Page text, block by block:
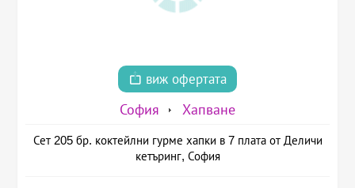
виж офертата
София Хапване
Сет 205 бр. коктейлни гурме хапки в 7 плата от Деличи
кетъринг, София